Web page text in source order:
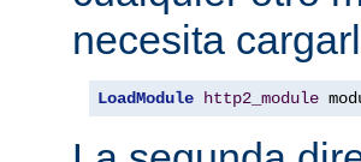
necesita
LoadModule http2_module